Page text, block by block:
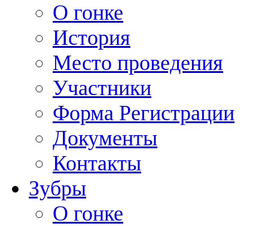
О гонке
История
Место проведения
Участники
Форма Регистрации
Документы
Контакты
Зубры
О гонке